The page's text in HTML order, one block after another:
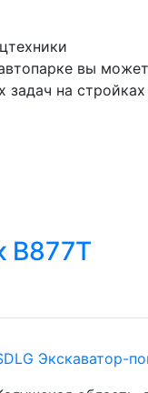
на
B877T
Экскаватор-